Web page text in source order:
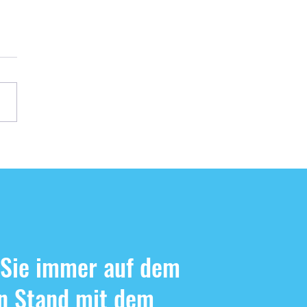
immer auf dem
Stand mit dem